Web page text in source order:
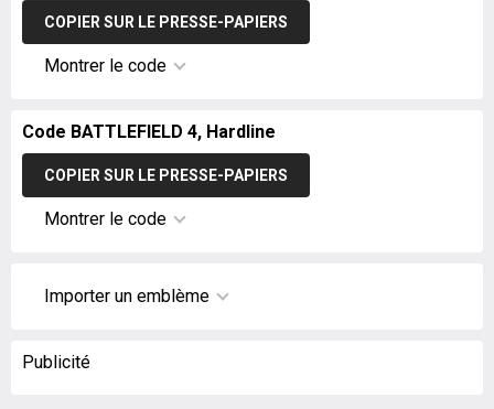
COPIER SUR LE PRESSE-PAPIERS
Montrer le code
Code BATTLEFIELD 4, Hardline
COPIER SUR LE PRESSE-PAPIERS
Montrer le code
Importer un emblème
Publicité